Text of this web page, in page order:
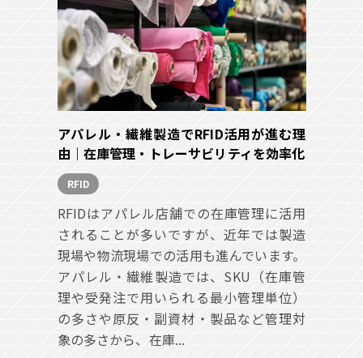
アパレル・繊維製造でRFID活用が進む理
由｜在庫管理・トレーサビリティを効率化
RFID
RFIDはアパレル店舗での在庫管理に活用
されることが多いですが、近年では製造
現場や物流現場での活用も進んでいます。
アパレル・繊維製造では、SKU（在庫管
理や受発注で用いられる最小管理単位）
の多さや原反・副資材・製品など管理対
象の多さから、在庫...